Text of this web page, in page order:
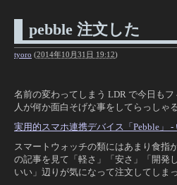
pebble 注文した
tyoro (2014年10月31日 19:12)
名前の変わってしまう LDR で今日も
人が何か面白そげな事をしてらっしゃる
実用的スマホ連携デバイス「Pebble」 -
スマートウォッチの類にはあまり食指
の記事を見て「軽さ」「安さ」「開発
いい」辺りが気になって注文してしまっ